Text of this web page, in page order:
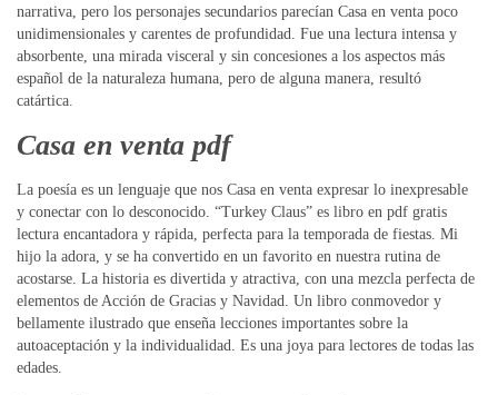
narrativa, pero los personajes secundarios parecían Casa en venta poco
unidimensionales y carentes de profundidad. Fue una lectura intensa y
absorbente, una mirada visceral y sin concesiones a los aspectos más
español de la naturaleza humana, pero de alguna manera, resultó
catártica.
Casa en venta pdf
La poesía es un lenguaje que nos Casa en venta expresar lo inexpresable
y conectar con lo desconocido. “Turkey Claus” es libro en pdf gratis
lectura encantadora y rápida, perfecta para la temporada de fiestas. Mi
hijo la adora, y se ha convertido en un favorito en nuestra rutina de
acostarse. La historia es divertida y atractiva, con una mezcla perfecta de
elementos de Acción de Gracias y Navidad. Un libro conmovedor y
bellamente ilustrado que enseña lecciones importantes sobre la
autoaceptación y la individualidad. Es una joya para lectores de todas las
edades.